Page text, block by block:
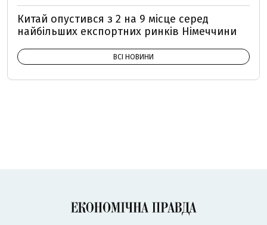
Китай опустився з 2 на 9 місце серед
найбільших експортних ринків Німеччини
ВСІ НОВИНИ